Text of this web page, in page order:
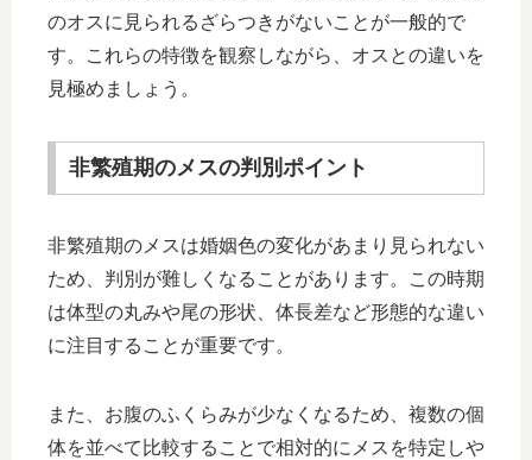
のオスに見られるざらつきがないことが一般的で
す。これらの特徴を観察しながら、オスとの違いを
見極めましょう。
非繁殖期のメスの判別ポイント
非繁殖期のメスは婚姻色の変化があまり見られない
ため、判別が難しくなることがあります。この時期
は体型の丸みや尾の形状、体長差など形態的な違い
に注目することが重要です。
また、お腹のふくらみが少なくなるため、複数の個
体を並べて比較することで相対的にメスを特定しや